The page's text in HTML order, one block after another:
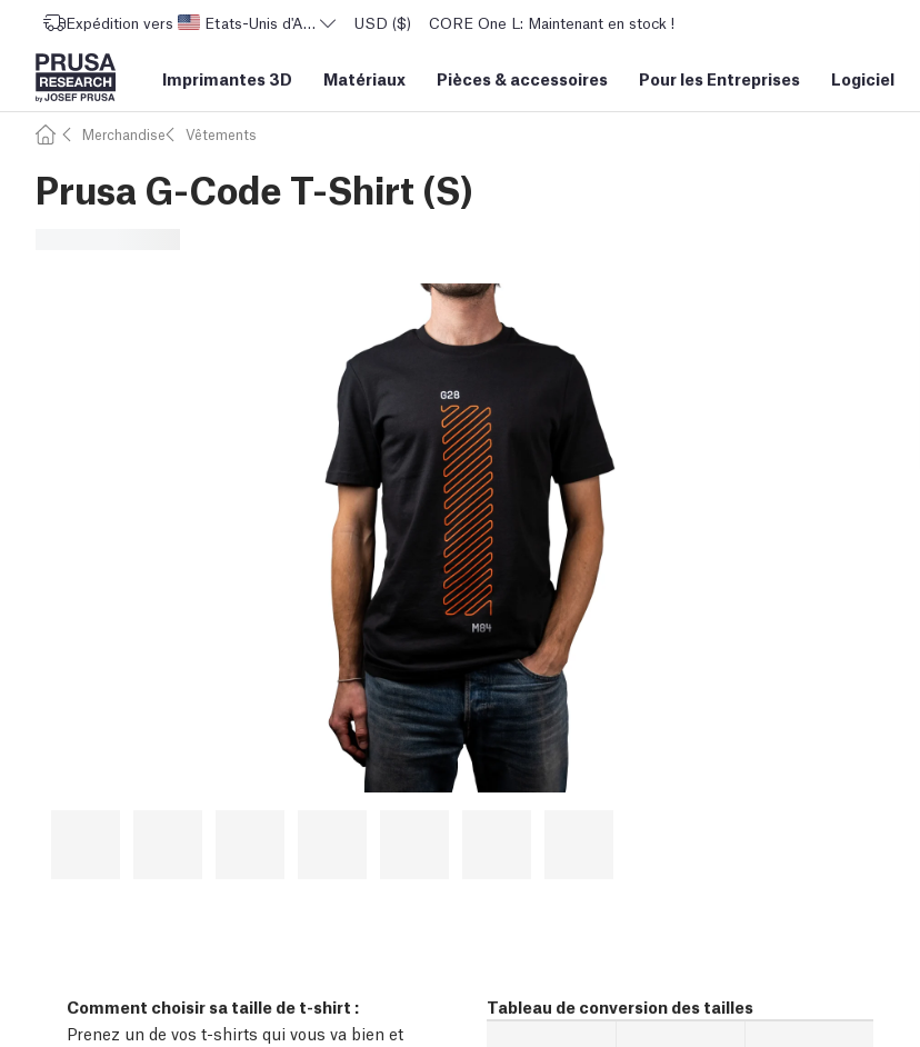
Expédition vers Etats-Unis d'AmériqueUSD ($) CORE One L: Maintenant en stock !
Imprimantes 3D Matériaux Pièces & accessoires Pour les Entreprises Logiciel
Merchandise Vêtements
Prusa G-Code T-Shirt (S)
Comment choisir sa taille de t-shirt :
Prenez un de vos t-shirts qui vous va bien et
Tableau de conversion des tailles